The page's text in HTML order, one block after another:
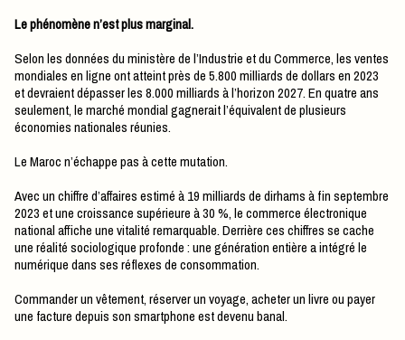
Le phénomène n’est plus marginal.
Selon les données du ministère de l’Industrie et du Commerce, les ventes
mondiales en ligne ont atteint près de 5.800 milliards de dollars en 2023
et devraient dépasser les 8.000 milliards à l’horizon 2027. En quatre ans
seulement, le marché mondial gagnerait l’équivalent de plusieurs
économies nationales réunies.
Le Maroc n’échappe pas à cette mutation.
Avec un chiffre d’affaires estimé à 19 milliards de dirhams à fin septembre
2023 et une croissance supérieure à 30 %, le commerce électronique
national affiche une vitalité remarquable. Derrière ces chiffres se cache
une réalité sociologique profonde : une génération entière a intégré le
numérique dans ses réflexes de consommation.
Commander un vêtement, réserver un voyage, acheter un livre ou payer
une facture depuis son smartphone est devenu banal.